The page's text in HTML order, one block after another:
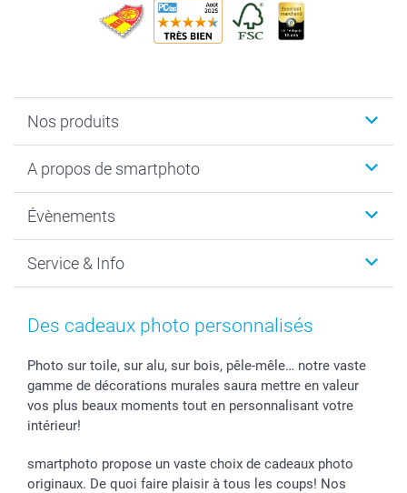
Nos produits
Cadeaux photo
MyNameBook
Développement photo & Tirage photo
Cadres photo & accessoires déco
Calendrier photos & Agendas photo
Stickers & Etiquettes
Chèque Cadeau
A propos de smartphoto
Durabilité
Gestion des cookies
Mentions Légales
Affiliation
Investor Relations
B2B smartbusiness
Droit de rétractation
Évènements
Nouvel An
Fête des Mères
Confirmation ou communion
Mariage
Fête d'anniversaire
Collection naissance
Tous les évènements
Service & Info
Tarifs et frais de livraison
Livraison en 48 heures
Modes de Paiement
Identifiez-vous
Plan du site
Statut de ma commande
smarfriends
Des cadeaux photo personnalisés
Photo sur toile, sur alu, sur bois, pêle-mêle… notre vaste
gamme de décorations murales saura mettre en valeur
vos plus beaux moments tout en personnalisant votre
intérieur!
smartphoto propose un vaste choix de cadeaux photo
originaux. De quoi faire plaisir à tous les coups! Nos